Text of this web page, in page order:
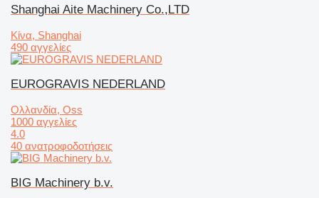
Shanghai Aite Machinery Co.,LTD
Κίνα, Shanghai
490 αγγελίες
EUROGRAVIS NEDERLAND
Ολλανδία, Oss
1000 αγγελίες
4.0
40 ανατροφοδοτήσεις
BIG Machinery b.v.